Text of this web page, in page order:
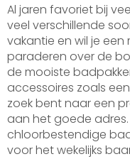
Al jaren favoriet bij
veel verschillende
vakantie en wil je
paraderen over de
de mooiste
accessoires zoals
zoek bent naar een
aan het goede adres.
chloorbestendige
voor het wekelijks